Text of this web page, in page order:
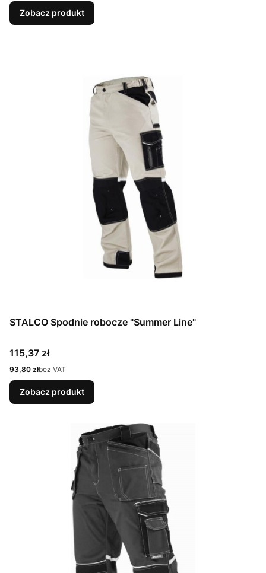
Zobacz produkt
STALCO Spodnie robocze "Summer Line"
Cena
115,37 zł
Cena
93,80 złbez VAT
Zobacz produkt